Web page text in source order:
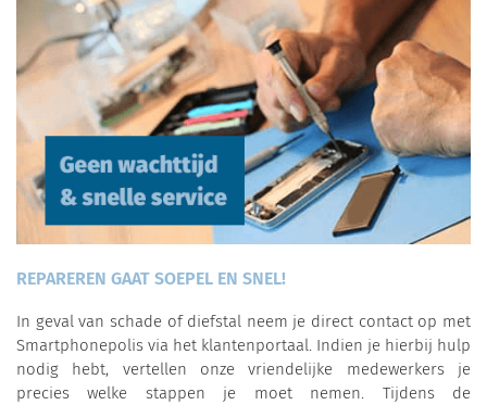
REPAREREN GAAT SOEPEL EN SNEL!
In geval van schade of diefstal neem je direct contact op met
Smartphonepolis via het klantenportaal. Indien je hierbij hulp
nodig hebt, vertellen onze vriendelijke medewerkers je
precies welke stappen je moet nemen. Tijdens de